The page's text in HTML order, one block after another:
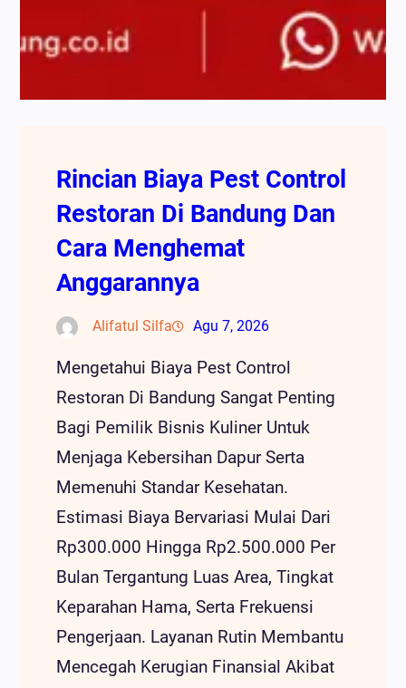
Rincian Biaya Pest Control
Restoran Di Bandung Dan
Cara Menghemat
Anggarannya
Alifatul Silfa Agu 7, 2026
Mengetahui Biaya Pest Control
Restoran Di Bandung Sangat Penting
Bagi Pemilik Bisnis Kuliner Untuk
Menjaga Kebersihan Dapur Serta
Memenuhi Standar Kesehatan.
Estimasi Biaya Bervariasi Mulai Dari
Rp300.000 Hingga Rp2.500.000 Per
Bulan Tergantung Luas Area, Tingkat
Keparahan Hama, Serta Frekuensi
Pengerjaan. Layanan Rutin Membantu
Mencegah Kerugian Finansial Akibat